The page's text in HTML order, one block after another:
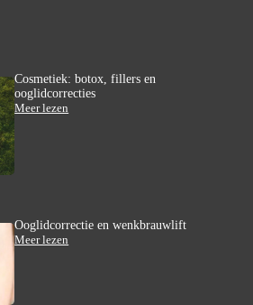
Cosmetiek: botox, fillers en
ooglidcorrecties
Meer lezen
e
Ooglidcorrectie en wenkbrauwlift
Meer lezen